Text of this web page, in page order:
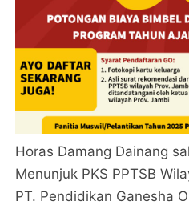
Horas Damang Dainang
Menunjuk PKS PPTSB
PT. Pendidikan Ganesha